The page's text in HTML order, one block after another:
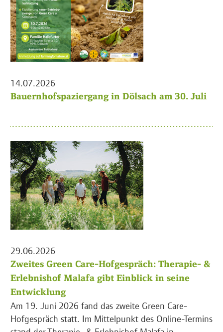
14.07.2026
Bauernhofspaziergang in Dölsach am 30. Juli
29.06.2026
Zweites Green Care-Hofgespräch: Therapie- &
Erlebnishof Malafa gibt Einblick in seine
Entwicklung
Am 19. Juni 2026 fand das zweite Green Care-
Hofgespräch statt. Im Mittelpunkt des Online-Termins